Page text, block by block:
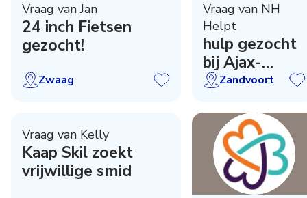
Vraag van Jan
24 inch Fietsen
gezocht!
Zwaag
Vraag van NH
Helpt
hulp gezocht
bij Ajax-
wedstrijden
Zandvoort
Vraag van Kelly
Kaap Skil zoekt
vrijwillige smid